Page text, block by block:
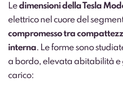
Ledimensioni della Tesla
elettrico nel cuore del
compromesso tra
interna. Le forme sono
a bordo, elevata abitabilità
carico: